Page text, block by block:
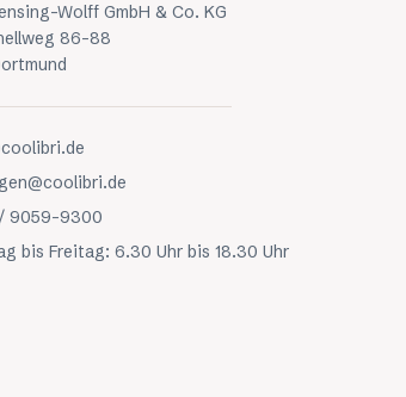
Wolff GmbH & Co. KG
86-88
9059-9300
bis Freitag: 6.30 Uhr bis 18.30 Uhr